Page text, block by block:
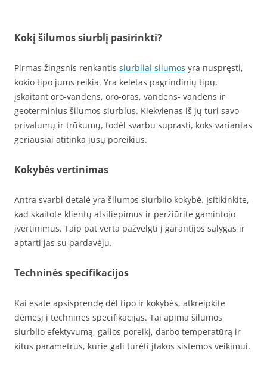
Kokį šilumos siurblį pasirinkti?
Pirmas žingsnis renkantis siurbliai silumos yra nuspręsti,
kokio tipo jums reikia. Yra keletas pagrindinių tipų,
įskaitant oro-vandens, oro-oras, vandens- vandens ir
geoterminius šilumos siurblus. Kiekvienas iš jų turi savo
privalumų ir trūkumų, todėl svarbu suprasti, koks variantas
geriausiai atitinka jūsų poreikius.
Kokybės vertinimas
Antra svarbi detalė yra šilumos siurblio kokybė. Įsitikinkite,
kad skaitote klientų atsiliepimus ir peržiūrite gamintojo
įvertinimus. Taip pat verta pažvelgti į garantijos sąlygas ir
aptarti jas su pardavėju.
Techninės specifikacijos
Kai esate apsisprendę dėl tipo ir kokybės, atkreipkite
dėmesį į technines specifikacijas. Tai apima šilumos
siurblio efektyvumą, galios poreikį, darbo temperatūrą ir
kitus parametrus, kurie gali turėti įtakos sistemos veikimui.